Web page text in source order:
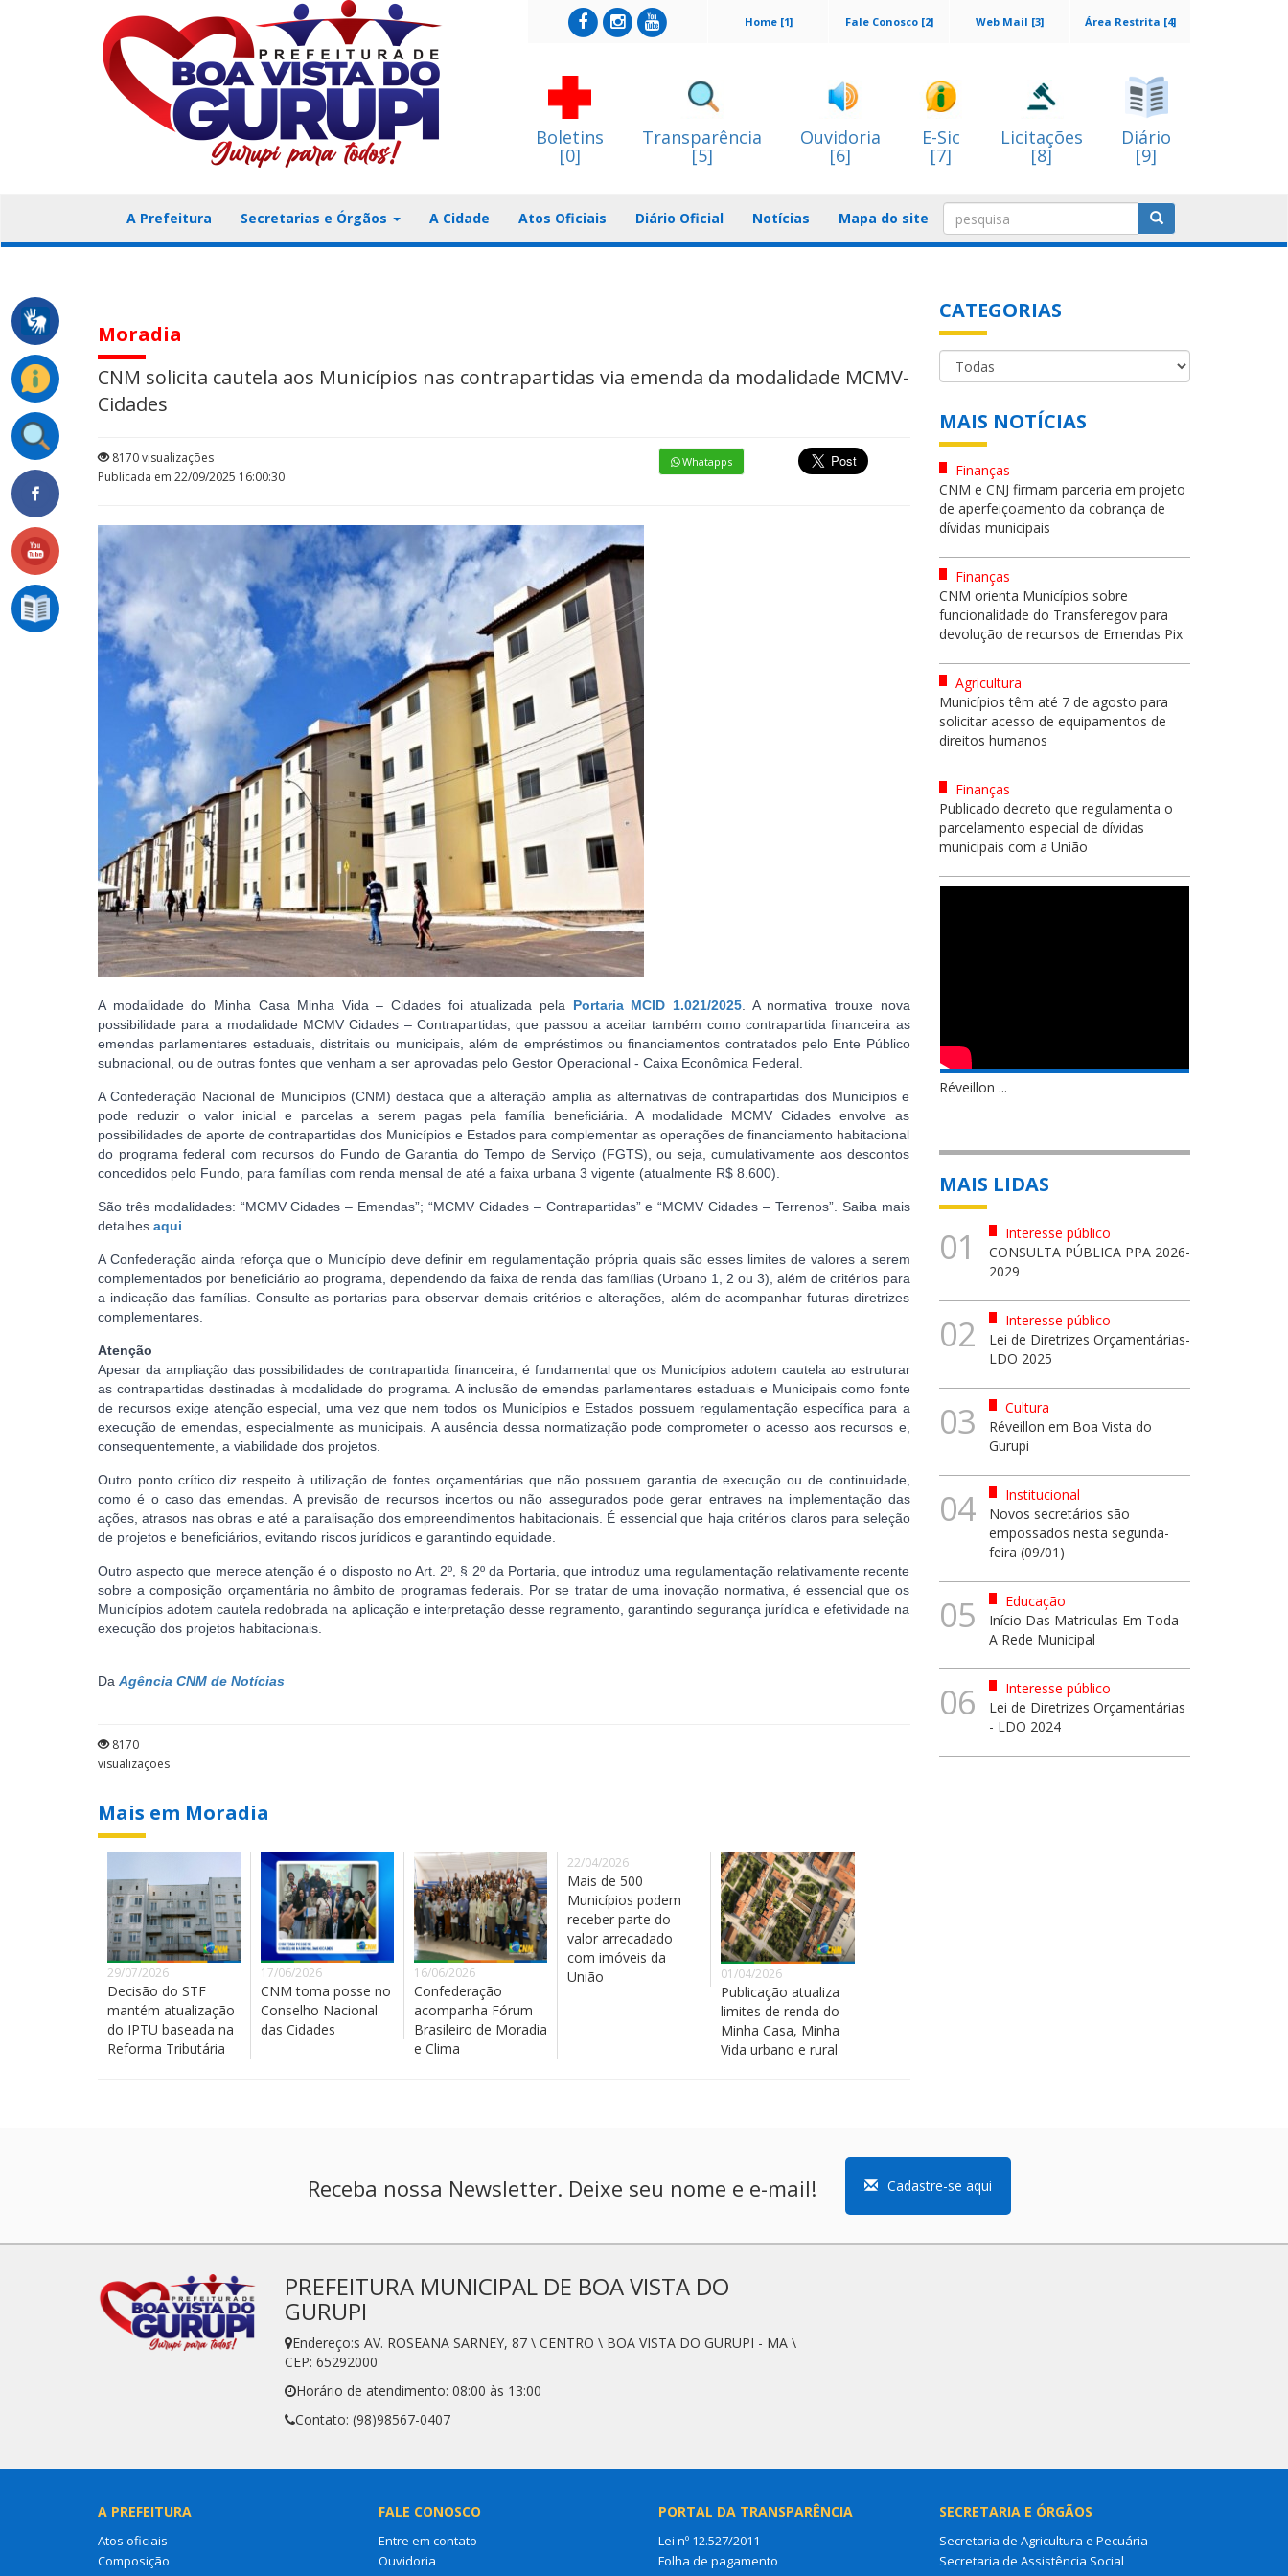
Área Restrita [4]
Web Mail [3]
Fale Conosco [2]
Home [1]
Boletins
[0]
Transparência
[5]
Ouvidoria
[6]
E-Sic
[7]
Licitações
[8]
Diário
[9]
A Prefeitura Secretarias e Órgãos A Cidade Atos Oficiais Diário Oficial Notícias Mapa do site
Moradia
CNM solicita cautela aos Municípios nas contrapartidas via emenda da modalidade MCMV-
Cidades
8170 visualizações
Publicada em 22/09/2025 16:00:30
Whatapps
A modalidade do Minha Casa Minha Vida – Cidades foi atualizada pela Portaria MCID 1.021/2025. A normativa trouxe nova
possibilidade para a modalidade MCMV Cidades – Contrapartidas, que passou a aceitar também como contrapartida financeira as
emendas parlamentares estaduais, distritais ou municipais, além de empréstimos ou financiamentos contratados pelo Ente Público
subnacional, ou de outras fontes que venham a ser aprovadas pelo Gestor Operacional - Caixa Econômica Federal.
A Confederação Nacional de Municípios (CNM) destaca que a alteração amplia as alternativas de contrapartidas dos Municípios e
pode reduzir o valor inicial e parcelas a serem pagas pela família beneficiária. A modalidade MCMV Cidades envolve as
possibilidades de aporte de contrapartidas dos Municípios e Estados para complementar as operações de financiamento habitacional
do programa federal com recursos do Fundo de Garantia do Tempo de Serviço (FGTS), ou seja, cumulativamente aos descontos
concedidos pelo Fundo, para famílias com renda mensal de até a faixa urbana 3 vigente (atualmente R$ 8.600).
São três modalidades: “MCMV Cidades – Emendas”; “MCMV Cidades – Contrapartidas” e “MCMV Cidades – Terrenos”. Saiba mais
detalhes aqui
A Confederação ainda reforça que o Município deve definir em regulamentação própria quais são esses limites de valores a serem
complementados por beneficiário ao programa, dependendo da faixa de renda das famílias (Urbano 1, 2 ou 3), além de critérios para
a indicação das famílias. Consulte as portarias para observar demais critérios e alterações, além de acompanhar futuras diretrizes
complementares.
Atenção
Apesar da ampliação das possibilidades de contrapartida financeira, é fundamental que os Municípios adotem cautela ao estruturar
as contrapartidas destinadas à modalidade do programa. A inclusão de emendas parlamentares estaduais e Municipais como fonte
de recursos exige atenção especial, uma vez que nem todos os Municípios e Estados possuem regulamentação específica para a
execução de emendas, especialmente as municipais. A ausência dessa normatização pode comprometer o acesso aos recursos e,
consequentemente, a viabilidade dos projetos.
Outro ponto crítico diz respeito à utilização de fontes orçamentárias que não possuem garantia de execução ou de continuidade,
como é o caso das emendas. A previsão de recursos incertos ou não assegurados pode gerar entraves na implementação das
ações, atrasos nas obras e até a paralisação dos empreendimentos habitacionais. É essencial que haja critérios claros para seleção
de projetos e beneficiários, evitando riscos jurídicos e garantindo equidade.
Outro aspecto que merece atenção é o disposto no Art. 2º, § 2º da Portaria, que introduz uma regulamentação relativamente recente
sobre a composição orçamentária no âmbito de programas federais. Por se tratar de uma inovação normativa, é essencial que os
Municípios adotem cautela redobrada na aplicação e interpretação desse regramento, garantindo segurança jurídica e efetividade na
execução dos projetos habitacionais.
Da Agência CNM de Notícias
8170
visualizações
Mais em Moradia
29/07/2026
Decisão do STF
mantém atualização
do IPTU baseada na
Reforma Tributária
17/06/2026
CNM toma posse no
Conselho Nacional
das Cidades
16/06/2026
Confederação
acompanha Fórum
Brasileiro de Moradia
e Clima
22/04/2026
Mais de 500
Municípios podem
receber parte do
valor arrecadado
com imóveis da
União
01/04/2026
Publicação atualiza
limites de renda do
Minha Casa, Minha
Vida urbano e rural
CATEGORIAS
MAIS NOTÍCIAS
Finanças
CNM e CNJ firmam parceria em projeto
de aperfeiçoamento da cobrança de
dívidas municipais
Finanças
CNM orienta Municípios sobre
funcionalidade do Transferegov para
devolução de recursos de Emendas Pix
Agricultura
Municípios têm até 7 de agosto para
solicitar acesso de equipamentos de
direitos humanos
Finanças
Publicado decreto que regulamenta o
parcelamento especial de dívidas
municipais com a União
Réveillon ...
MAIS LIDAS
01
Interesse público
CONSULTA PÚBLICA PPA 2026-
2029
02
Interesse público
Lei de Diretrizes Orçamentárias-
LDO 2025
03
Cultura
Réveillon em Boa Vista do
Gurupi
04
Institucional
Novos secretários são
empossados nesta segunda-
feira (09/01)
05
Educação
Início Das Matriculas Em Toda
A Rede Municipal
06
Interesse público
Lei de Diretrizes Orçamentárias
- LDO 2024
Receba nossa Newsletter. Deixe seu nome e e-mail! Cadastre-se aqui
PREFEITURA MUNICIPAL DE BOA VISTA DO
GURUPI
Endereço:s AV. ROSEANA SARNEY, 87 \ CENTRO \ BOA VISTA DO GURUPI - MA \
CEP: 65292000
Horário de atendimento: 08:00 às 13:00
Contato: (98)98567-0407
A PREFEITURA
Atos oficiais
Composição
FALE CONOSCO
Entre em contato
Ouvidoria
PORTAL DA TRANSPARÊNCIA
Lei nº 12.527/2011
Folha de pagamento
SECRETARIA E ÓRGÃOS
Secretaria de Agricultura e Pecuária
Secretaria de Assistência Social